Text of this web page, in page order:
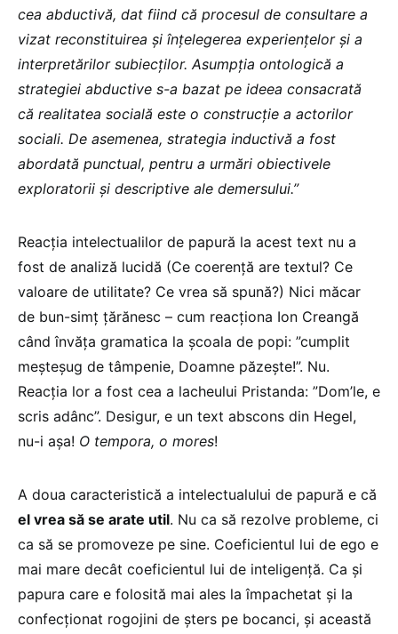
cea abductivă, dat fiind că procesul de consultare a
vizat reconstituirea și înțelegerea experiențelor și a
interpretărilor subiecților. Asumpția ontologică a
strategiei abductive s-a bazat pe ideea consacrată
că realitatea socială este o construcție a actorilor
sociali. De asemenea, strategia inductivă a fost
abordată punctual, pentru a urmări obiectivele
exploratorii și descriptive ale demersului.”
Reacția intelectualilor de papură la acest text nu a
fost de analiză lucidă (Ce coerență are textul? Ce
valoare de utilitate? Ce vrea să spună?) Nici măcar
de bun-simț țărănesc – cum reacționa Ion Creangă
când învăța gramatica la școala de popi: ”cumplit
meșteșug de tâmpenie, Doamne păzește!”. Nu.
Reacția lor a fost cea a lacheului Pristanda: ”Dom’le, e
scris adânc”. Desigur, e un text abscons din Hegel,
nu-i așa! O tempora, o mores!
A doua caracteristică a intelectualului de papură e că
el vrea să se arate util. Nu ca să rezolve probleme, ci
ca să se promoveze pe sine. Coeficientul lui de ego e
mai mare decât coeficientul lui de inteligență. Ca și
papura care e folosită mai ales la împachetat și la
confecționat rogojini de șters pe bocanci, și această